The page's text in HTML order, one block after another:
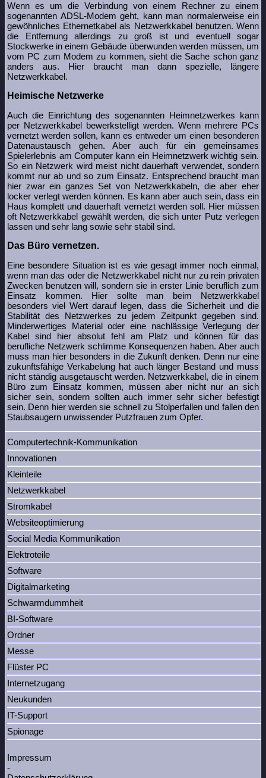
Wenn es um die Verbindung von einem Rechner zu einem
sogenannten ADSL-Modem geht, kann man normalerweise ein
gewöhnliches Ethernetkabel als Netzwerkkabel benutzen. Wenn
die Entfernung allerdings zu groß ist und eventuell sogar
Stockwerke in einem Gebäude überwunden werden müssen, um
vom PC zum Modem zu kommen, sieht die Sache schon ganz
anders aus. Hier braucht man dann spezielle, längere
Netzwerkkabel.
Heimische Netzwerke
Auch die Einrichtung des sogenannten Heimnetzwerkes kann
per Netzwerkkabel bewerkstelligt werden. Wenn mehrere PCs
vernetzt werden sollen, kann es entweder um einen besonderen
Datenaustausch gehen. Aber auch für ein gemeinsames
Spielerlebnis am Computer kann ein Heimnetzwerk wichtig sein.
So ein Netzwerk wird meist nicht dauerhaft verwendet, sondern
kommt nur ab und so zum Einsatz. Entsprechend braucht man
hier zwar ein ganzes Set von Netzwerkkabeln, die aber eher
locker verlegt werden können. Es kann aber auch sein, dass ein
Haus komplett und dauerhaft vernetzt werden soll. Hier müssen
oft Netzwerkkabel gewählt werden, die sich unter Putz verlegen
lassen und sehr lang sowie sehr stabil sind.
Das Büro vernetzen.
Eine besondere Situation ist es wie gesagt immer noch einmal,
wenn man das oder die Netzwerkkabel nicht nur zu rein privaten
Zwecken benutzen will, sondern sie in erster Linie beruflich zum
Einsatz kommen. Hier sollte man beim Netzwerkkabel
besonders viel Wert darauf legen, dass die Sicherheit und die
Stabilität des Netzwerkes zu jedem Zeitpunkt gegeben sind.
Minderwertiges Material oder eine nachlässige Verlegung der
Kabel sind hier absolut fehl am Platz und können für das
berufliche Netzwerk schlimme Konsequenzen haben. Aber auch
muss man hier besonders in die Zukunft denken. Denn nur eine
zukunftsfähige Verkabelung hat auch länger Bestand und muss
nicht ständig ausgetauscht werden. Netzwerkkabel, die in einem
Büro zum Einsatz kommen, müssen aber nicht nur an sich
sicher sein, sondern sollten auch immer sehr sicher befestigt
sein. Denn hier werden sie schnell zu Stolperfallen und fallen den
Staubsaugern unwissender Putzfrauen zum Opfer.
Computertechnik-Kommunikation
Innovationen
Kleinteile
Netzwerkkabel
Stromkabel
Websiteoptimierung
Social Media Kommunikation
Elektroteile
Software
Digitalmarketing
Schwarmdummheit
BI-Software
Ordner
Messe
Flüster PC
Internetzugang
Neukunden
IT-Support
Spionage
Impressum
-